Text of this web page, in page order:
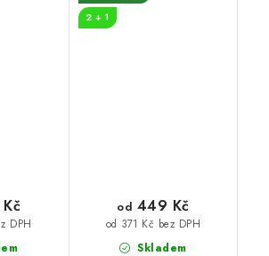
DPH
2 + 1
Skladem
od 371 Kč bez DPH
od 449 Kč